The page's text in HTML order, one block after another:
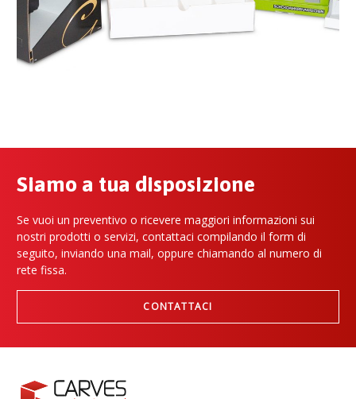
Siamo a tua disposizione
Se vuoi un preventivo o ricevere maggiori informazioni sui
nostri prodotti o servizi, contattaci compilando il form di
seguito, inviando una mail, oppure chiamando al numero di
rete fissa.
CONTATTACI